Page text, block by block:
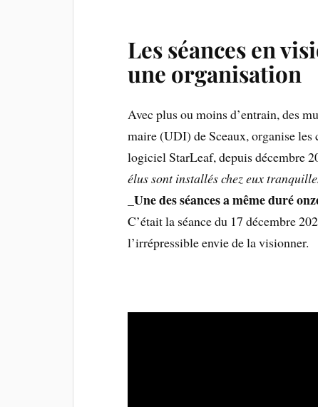
Les séances en
une organisation
Avec plus ou moins d’entrain, des
maire (UDI) de Sceaux, organise
logiciel StarLeaf, depuis décembre
élus sont installés chez eux
_Une des séances a même duré
C’était la séance du 17 décembre
l’irrépressible envie de la visionner.